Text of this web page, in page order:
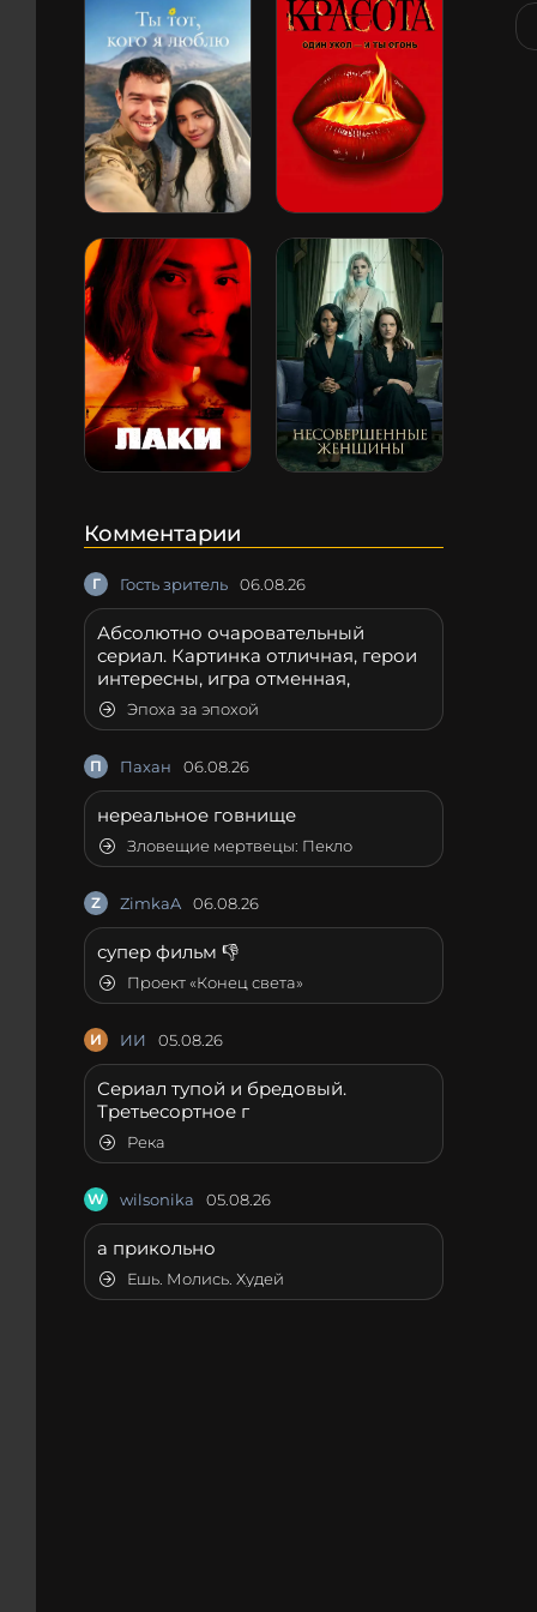
Комментарии
Г Гость зритель 06.08.26
Абсолютно очаровательный
сериал. Картинка отличная, герои
интересны, игра отменная,
Эпоха за эпохой
П Пахан 06.08.26
нереальное говнище
Зловещие мертвецы: Пекло
Z ZimkaA 06.08.26
супер фильм 👎
Проект «Конец света»
И ИИ 05.08.26
Сериал тупой и бредовый.
Третьесортное г
Река
W wilsonika 05.08.26
а прикольно
Ешь. Молись. Худей